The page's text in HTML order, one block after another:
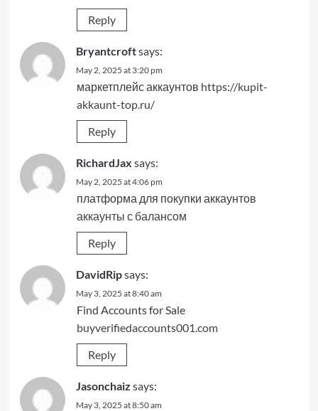
Reply
Bryantcroftsays:
May 2, 2025 at 3:20 pm
маркетплейс аккаунтов https://kupit-
akkaunt-top.ru/
Reply
RichardJax says:
May 2, 2025 at 4:06 pm
платформа для покупки аккаунтов
аккаунты с балансом
Reply
DavidRipsays:
May 3, 2025 at 8:40 am
Find Accounts for Sale
buyverifiedaccounts001.com
Reply
Jasonchaiz says:
May 3, 2025 at 8:50 am